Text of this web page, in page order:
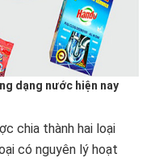
dạng nước hiện nay
chia thành hai loại
có nguyên lý hoạt